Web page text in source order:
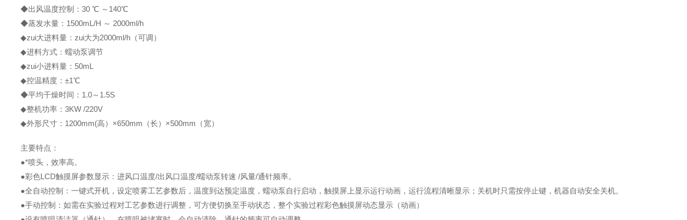
◆出风温度控制：30 ℃ ～140℃
◆蒸发水量：1500mL/H ～ 2000ml/h
◆zui大进料量：zui大为2000ml/h（可调）
◆进料方式：蠕动泵调节
◆zui小进料量：50mL
◆控温精度：±1℃
◆平均干燥时间：1.0～1.5S
◆整机功率：3KW /220V
◆外形尺寸：1200mm(高）×650mm（长）×500mm（宽）
主要特点：
●*喷头，效率高。
●彩色LCD触摸屏参数显示：进风口温度/出风口温度/蠕动泵转速 /风量/通针频率。
●全自动控制：一键式开机，设定喷雾工艺参数后，温度到达预定温度，蠕动泵自行启动，触摸屏上显示运行动画，运行流程清晰显示；关机时只需按停止键，机器自动安全关机。
●手动控制：如需在实验过程对工艺参数进行调整，可方便切换至手动状态，整个实验过程彩色触摸屏动态显示（动画）